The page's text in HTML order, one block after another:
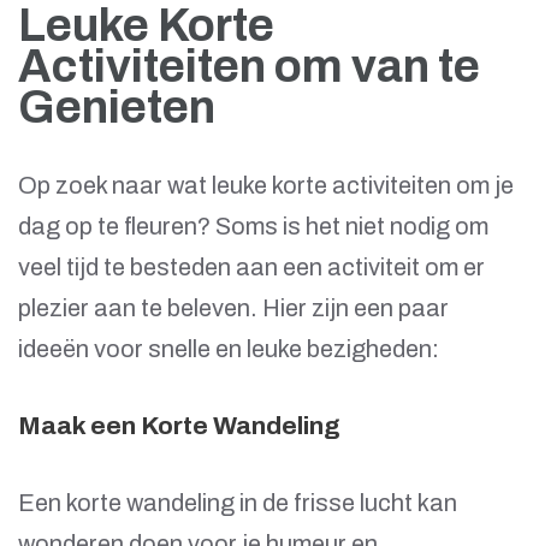
Leuke Korte
Activiteiten om van te
Genieten
Op zoek naar wat leuke korte activiteiten om je
dag op te fleuren? Soms is het niet nodig om
veel tijd te besteden aan een activiteit om er
plezier aan te beleven. Hier zijn een paar
ideeën voor snelle en leuke bezigheden:
Maak een Korte Wandeling
Een korte wandeling in de frisse lucht kan